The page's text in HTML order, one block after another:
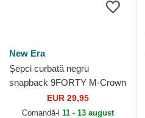
New Era
Șepci curbată negru
snapback 9FORTY M-Crown
Team de Pittsburgh Penguins
NHL de New Era
EUR 29,95
Comandă-l 11 - 13 august